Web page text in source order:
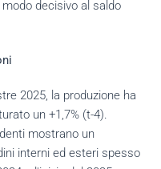
decisivo al saldo
2025, la produzione ha
un +1,7% (t-4).
mostrano un
interni ed esteri spesso